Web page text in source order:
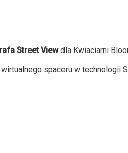
Street Viewdla Kwiaciarni
spaceru w technologii